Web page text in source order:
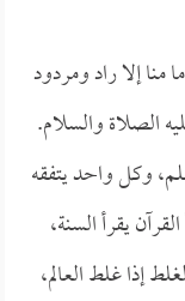
منا إلا راد ومردود
الصلاة والسلام.
وكل واحد يتفقه
يقرأ السنة،
إذا غلط العالم،